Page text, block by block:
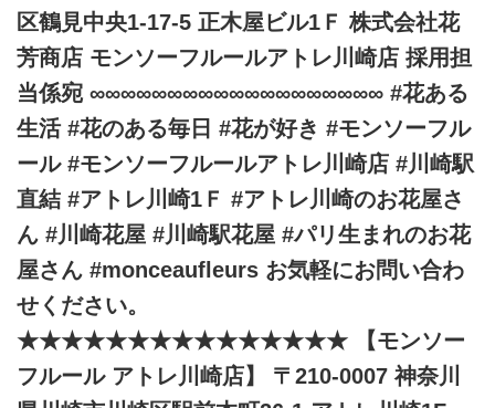
区鶴見中央1-17-5 正木屋ビル1Ｆ 株式会社花
芳商店 モンソーフルールアトレ川崎店 採用担
当係宛 ∞∞∞∞∞∞∞∞∞∞∞∞∞∞∞∞∞∞∞ #花ある
生活 #花のある毎日 #花が好き #モンソーフル
ール #モンソーフルールアトレ川崎店 #川崎駅
直結 #アトレ川崎1Ｆ #アトレ川崎のお花屋さ
ん #川崎花屋 #川崎駅花屋 #パリ生まれのお花
屋さん #monceaufleurs お気軽にお問い合わ
せください。
★★★★★★★★★★★★★★★ 【モンソー
フルール アトレ川崎店】 〒210-0007 神奈川